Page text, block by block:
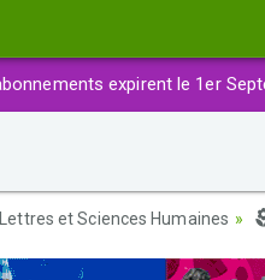
expirent le 1er
Lettres et Sciences Humaines